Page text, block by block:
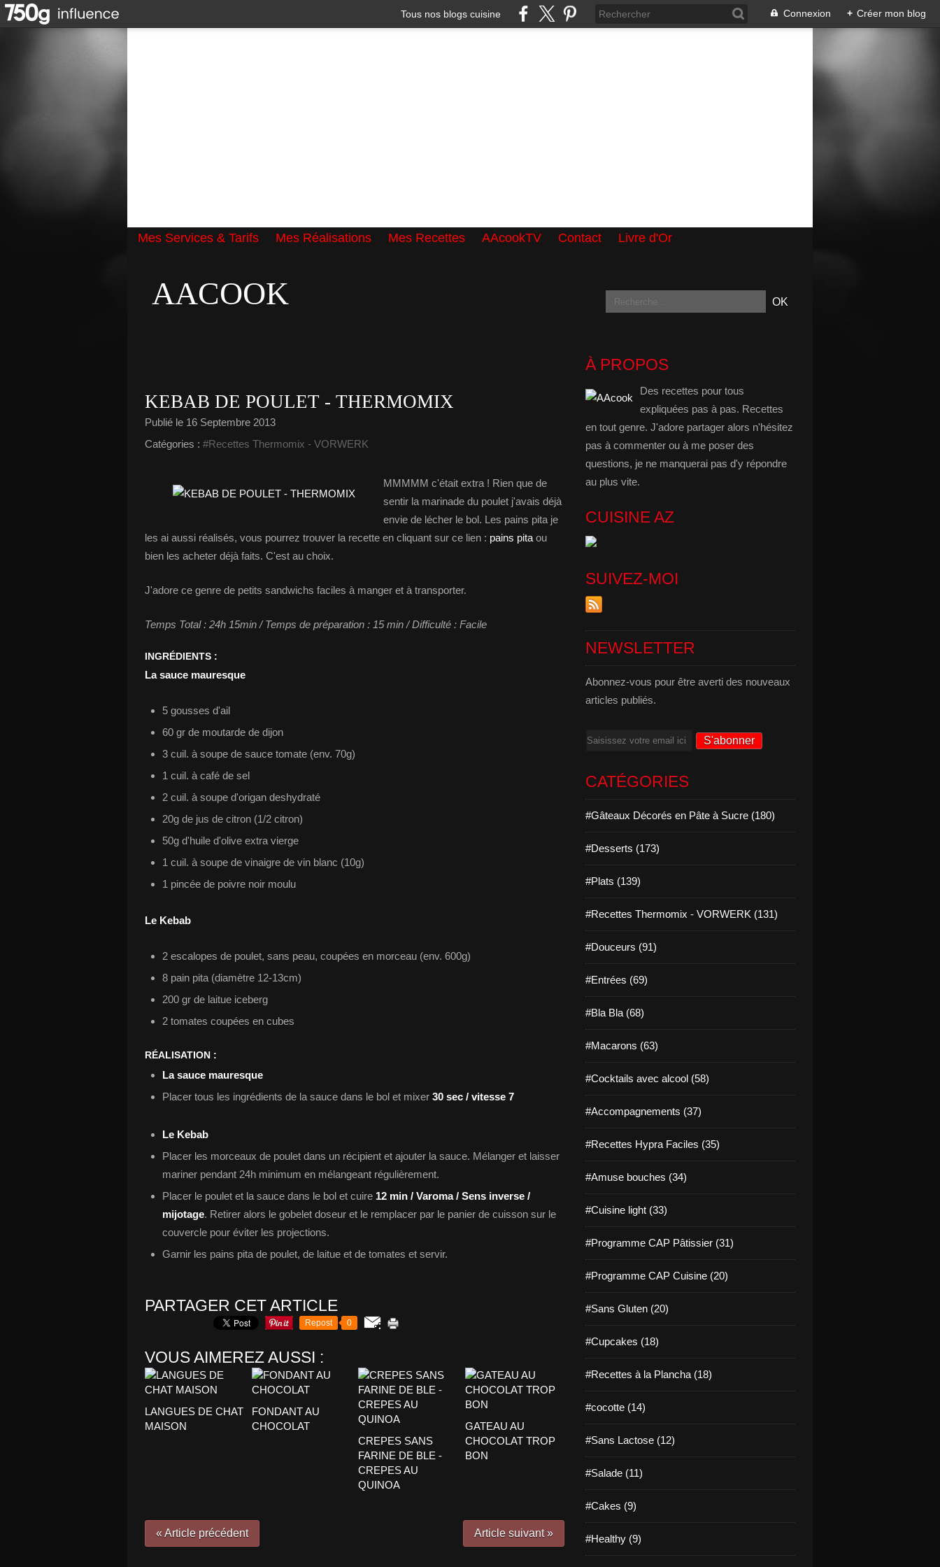
Tous nos blogs cuisine Connexion + Créer mon blog
Mes Services & Tarifs Mes Réalisations Mes Recettes AAcookTV Contact
Livre d'Or
AACOOK
KEBAB DE POULET - THERMOMIX
Publié le 16 Septembre 2013
Catégories : #Recettes Thermomix - VORWERK
MMMMM c'était extra ! Rien que de
sentir la marinade du poulet j'avais déjà
envie de lécher le bol. Les pains pita je
les ai aussi réalisés, vous pourrez trouver la recette en cliquant sur ce lien : pains pita ou
bien les acheter déjà faits. C'est au choix.
J'adore ce genre de petits sandwichs faciles à manger et à transporter.
Temps Total : 24h 15min / Temps de préparation : 15 min / Difficulté : Facile
INGRÉDIENTS :
La sauce mauresque
5 gousses d'ail
60 gr de moutarde de dijon
3 cuil. à soupe de sauce tomate (env. 70g)
1 cuil. à café de sel
2 cuil. à soupe d'origan deshydraté
20g de jus de citron (1/2 citron)
50g d'huile d'olive extra vierge
1 cuil. à soupe de vinaigre de vin blanc (10g)
1 pincée de poivre noir moulu
Le Kebab
2 escalopes de poulet, sans peau, coupées en morceau (env. 600g)
8 pain pita (diamètre 12-13cm)
200 gr de laitue iceberg
2 tomates coupées en cubes
RÉALISATION :
La sauce mauresque
Placer tous les ingrédients de la sauce dans le bol et mixer 30 sec / vitesse 7
Le Kebab
Placer les morceaux de poulet dans un récipient et ajouter la sauce. Mélanger et laisser
mariner pendant 24h minimum en mélangeant régulièrement.
Placer le poulet et la sauce dans le bol et cuire 12 min / Varoma / Sens inverse /
mijotage. Retirer alors le gobelet doseur et le remplacer par le panier de cuisson sur le
couvercle pour éviter les projections.
Garnir les pains pita de poulet, de laitue et de tomates et servir.
PARTAGER CET ARTICLE
Repost 0
VOUS AIMEREZ AUSSI :
LANGUES DE CHAT
MAISON
FONDANT AU
CHOCOLAT
CREPES SANS
FARINE DE BLE -
CREPES AU
QUINOA
GATEAU AU
CHOCOLAT TROP
BON
« Article précédent Article suivant »
À PROPOS
Des recettes pour tous
expliquées pas à pas. Recettes
en tout genre. J'adore partager alors n'hésitez
pas à commenter ou à me poser des
questions, je ne manquerai pas d'y répondre
au plus vite.
CUISINE AZ
SUIVEZ-MOI
NEWSLETTER
Abonnez-vous pour être averti des nouveaux
articles publiés.
Email
CATÉGORIES
#Gâteaux Décorés en Pâte à Sucre (180)
#Desserts (173)
#Plats (139)
#Recettes Thermomix - VORWERK (131)
#Douceurs (91)
#Entrées (69)
#Bla Bla (68)
#Macarons (63)
#Cocktails avec alcool (58)
#Accompagnements (37)
#Recettes Hypra Faciles (35)
#Amuse bouches (34)
#Cuisine light (33)
#Programme CAP Pâtissier (31)
#Programme CAP Cuisine (20)
#Sans Gluten (20)
#Cupcakes (18)
#Recettes à la Plancha (18)
#cocotte (14)
#Sans Lactose (12)
#Salade (11)
#Cakes (9)
#Healthy (9)